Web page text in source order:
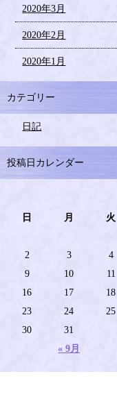
2020年3月
2020年2月
2020年1月
カテゴリー
日記
投稿日カレンダー
日 月 火
« 9月
2
3 4
9
10 11
16
17 18
23
24 25
30
31